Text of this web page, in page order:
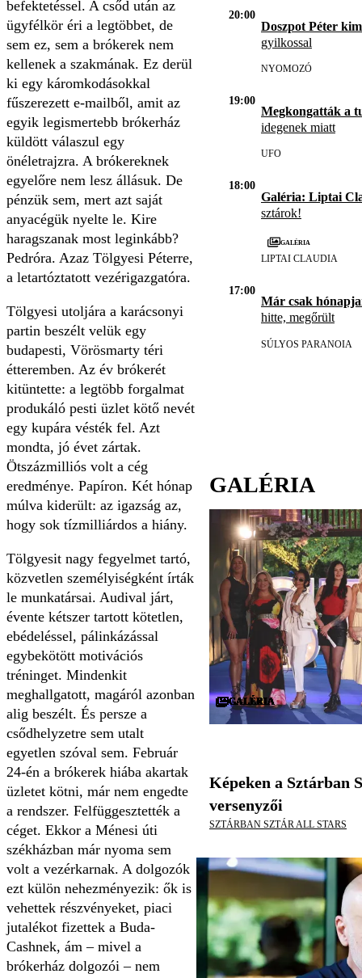
befektetéssel. A csőd után az
ügyfélkör éri a legtöbbet, de
sem ez, sem a brókerek nem
kellenek a szakmának. Ez derül
ki egy káromkodásokkal
fűszerezett e-mailből, amit az
egyik legismertebb brókerház
küldött válaszul egy
önéletrajzra. A brókereknek
egyelőre nem lesz állásuk. De
pénzük sem, mert azt saját
anyacégük nyelte le. Kire
haragszanak most leginkább?
Pedróra. Azaz Tölgyesi Péterre,
a letartóztatott vezérigazgatóra.
Tölgyesi utoljára a karácsonyi
partin beszélt velük egy
budapesti, Vörösmarty téri
étteremben. Az év brókerét
kitüntette: a legtöbb forgalmat
produkáló pesti üzlet kötő nevét
egy kupára vésték fel. Azt
mondta, jó évet zártak.
Ötszázmilliós volt a cég
eredménye. Papíron. Két hónap
múlva kiderült: az igazság az,
hogy sok tízmilliárdos a hiány.
Tölgyesit nagy fegyelmet tartó,
közvetlen személyiségként írták
le munkatársai. Audival járt,
évente kétszer tartott kötetlen,
ebédeléssel, pálinkázással
egybekötött motivációs
tréninget. Mindenkit
meghallgatott, magáról azonban
alig beszélt. És persze a
csődhelyzetre sem utalt
egyetlen szóval sem. Február
24-én a brókerek hiába akartak
üzletet kötni, már nem engedte
a rendszer. Felfüggesztették a
céget. Ekkor a Ménesi úti
székházban már nyoma sem
volt a vezérkarnak. A dolgozók
ezt külön nehezményezik: ők is
vehettek részvényeket, piaci
jutalékot fizettek a Buda-
Cashnek, ám – mivel a
brókerház dolgozói – nem
20:00
Doszpot Péter
gyilkossal
NYOMOZÓ
19:00
Megkongatták a
idegenek miatt
UFO
18:00
Galéria: Liptai
sztárok!
Galéria
LIPTAI CLAUDIA
17:00
Már csak
hitte, megőrült
SÚLYOS PARANOIA
GALÉRIA
GALÉRIA
GALÉRIA
GALÉRIA
GALÉRIA
GALÉRIA
GALÉRIA
GALÉRIA
GALÉRIA
GALÉRIA
GALÉRIA
GALÉRIA
GALÉRIA
GALÉRIA
GALÉRIA
GALÉRIA
GALÉRIA
GALÉRIA
GALÉRIA
GALÉRIA
GALÉRIA
GALÉRIA
GALÉRIA
GALÉRIA
GALÉRIA
GALÉRIA
GALÉRIA
GALÉRIA
GALÉRIA
GALÉRIA
GALÉRIA
Képeken a Sztárban
versenyzői
SZTÁRBAN SZTÁR ALL STARS